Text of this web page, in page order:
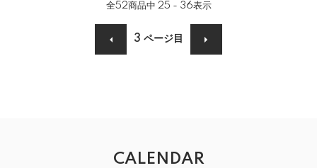
全52商品中 25 - 36表示
3 ページ目
CALENDAR